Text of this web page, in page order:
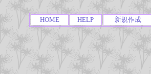
HOME HELP 新規作成